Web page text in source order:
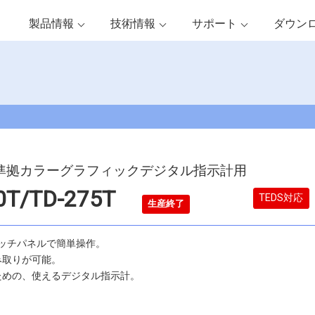
製品情報 技術情報 サポート ダウン
拠カラーグラフィックデジタル指示計用
TD-275T 生産終了 TEDS対応
チパネルで簡単操作。
りが可能。
の、使えるデジタル指示計。